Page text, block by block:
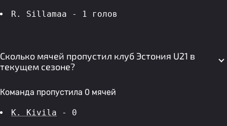
R. Sillamaa - 1 голов
Сколько мячей пропустил клуб Эстония U21 в
текущем сезоне?
Команда пропустила 0 мячей
K. Kivila - 0